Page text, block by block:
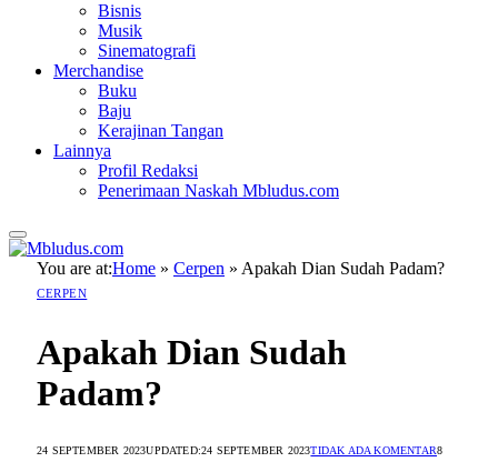
Bisnis
Musik
Sinematografi
Merchandise
Buku
Baju
Kerajinan Tangan
Lainnya
Profil Redaksi
Penerimaan Naskah Mbludus.com
You are at:Home » Cerpen » Apakah Dian Sudah Padam?
CERPEN
Apakah Dian Sudah
Padam?
24 SEPTEMBER 2023UPDATED:24 SEPTEMBER 2023TIDAK ADA KOMENTAR8